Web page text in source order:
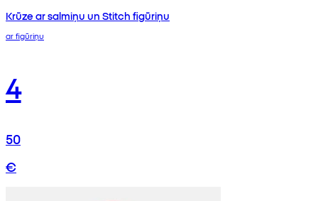
Krūze ar salmiņu un Stitch figūriņu
ar figūriņu
4
50
€